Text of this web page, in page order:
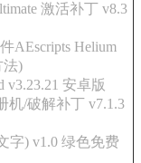
激活补丁 v8.3
AEscripts Helium
法)
v3.23.21 安卓版
机/破解补丁 v7.1.3
字) v1.0 绿色免费